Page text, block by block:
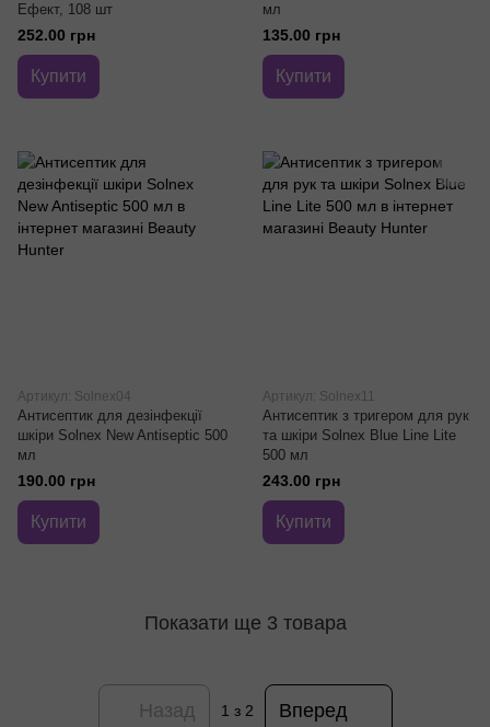
Ефект, 108 шт
252.00 грн
Купити
мл
135.00 грн
Купити
Артикул: Solnex04
Антисептик для дезінфекції
шкіри Solnex New Antiseptic 500
мл
190.00 грн
Купити
Артикул: Solnex11
Антисептик з тригером для рук
та шкіри Solnex Blue Line Lite
500 мл
243.00 грн
Купити
Показати ще 3 товара
Назад 1 з 2 Вперед